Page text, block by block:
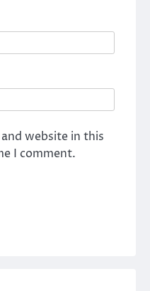
website in this
I comment.